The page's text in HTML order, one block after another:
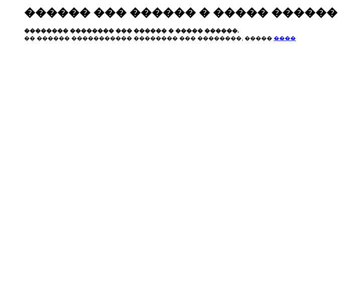
������ ��� ������ � ����� ������
�������� �������� ��� ������ � ����� ������.
�� ������ ����������� �������� ��� ��������, ����� ����